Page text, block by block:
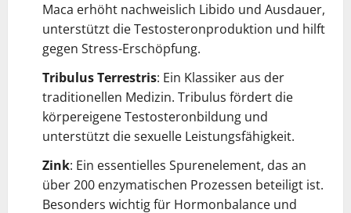
Maca erhöht nachweislich Libido und Ausdauer,
unterstützt die Testosteronproduktion und hilft
gegen Stress-Erschöpfung.
Tribulus Terrestris: Ein Klassiker aus der
traditionellen Medizin. Tribulus fördert die
körpereigene Testosteronbildung und
unterstützt die sexuelle Leistungsfähigkeit.
Zink: Ein essentielles Spurenelement, das an
über 200 enzymatischen Prozessen beteiligt ist.
Besonders wichtig für Hormonbalance und